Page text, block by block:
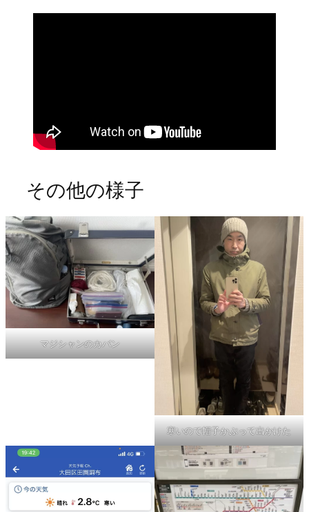
その他の様子
マジシャンのカバン
寒いので帽子かぶって出かけた